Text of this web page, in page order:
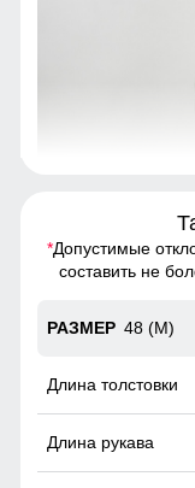
Спортивный
из двух частей:
Удобные и
Практичные и
для хранения
*Допустимые
составить не
48 (M)